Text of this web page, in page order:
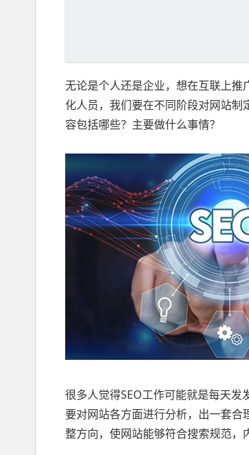
无论是个人还是企业，想在互联上推
化人员，我们要在不同阶段对网站
容包括哪些？主要做什么事情？
很多人觉得SEO工作可能就是每天
要对网站各方面进行分析，出一套
整方向，使网站能够符合搜索规范，